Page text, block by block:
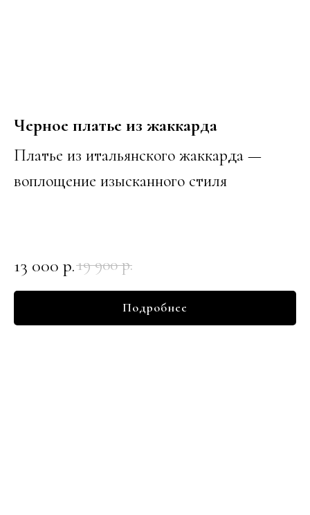
Черное платье из жаккарда
Платье из итальянского жаккарда —
воплощение изысканного стиля
13 000 р.19 900 р.
Подробнее